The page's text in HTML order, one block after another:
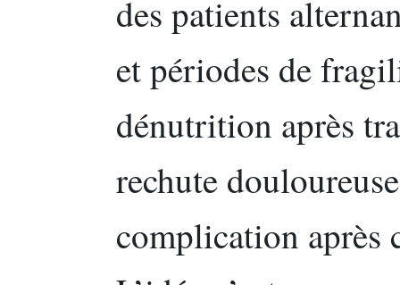
des patients
et périodes de
dénutrition après
rechute
complication